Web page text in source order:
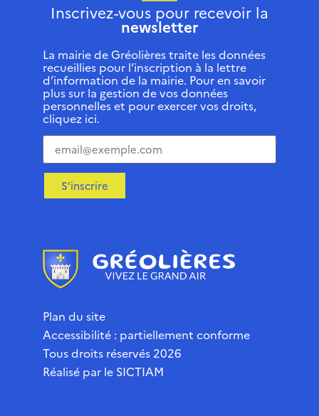
Inscrivez-vous pour recevoir la
newsletter
La mairie de Gréolières traite les données
recueillies pour l’inscription à la lettre
d’information de la mairie. Pour en savoir
plus sur la gestion de vos données
personnelles et pour exercer vos droits,
cliquez ici.
S'inscrire
Plan du site
Accessibilité : partiellement conforme
Tous droits réservés 2026
Réalisé par le SICTIAM